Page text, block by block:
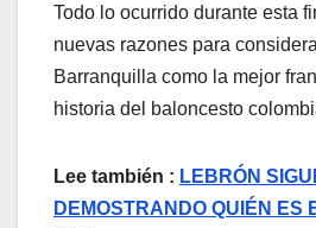
Todo lo ocurrido durante esta
nuevas razones para
Barranquilla como la mejor
historia del baloncesto
Lee también : LEBRÓN
DEMOSTRANDO QUIÉN ES